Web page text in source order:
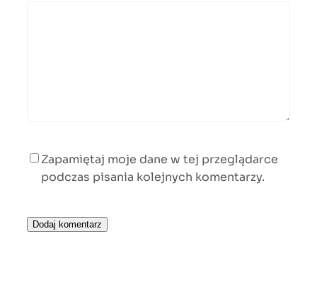
Zapamiętaj moje dane w tej przeglądarce
podczas pisania kolejnych komentarzy.